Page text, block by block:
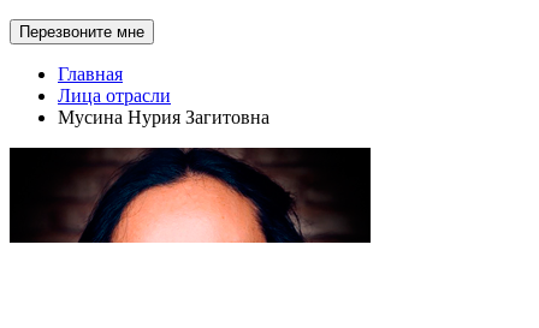
Перезвоните мне
Главная
Лица отрасли
Мусина Нурия Загитовна